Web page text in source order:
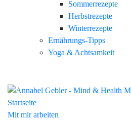
Sommerrezepte
Herbstrezepte
Winterrezepte
Ernährungs-Tipps
Yoga & Achtsamkeit
Startseite
Mit mir arbeiten